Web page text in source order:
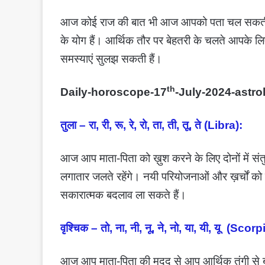
आज कोई राज की बात भी आज आपको पता चल
के योग हैं। आर्थिक तौर पर बेहतरी के चलते आपके
समस्याएं सुलझ सकती हैं।
Daily-horoscope-17th-July-2024-
तुला – रा, री, रू, रे, रो, ता, ती, तू, ते (Libra):
आज आप माता-पिता को ख़ुश करने के लिए दोनों में
लगातार जलते रहेंगे। नयी परियोजनाओं और ख़र्चों
सकारात्मक बदलाव ला सकते हैं।
वृश्चिक – तो, ना, नी, नू, ने, नो, या, यी, यू
आज आप माता-पिता की मदद से आप आर्थिक तंगी से